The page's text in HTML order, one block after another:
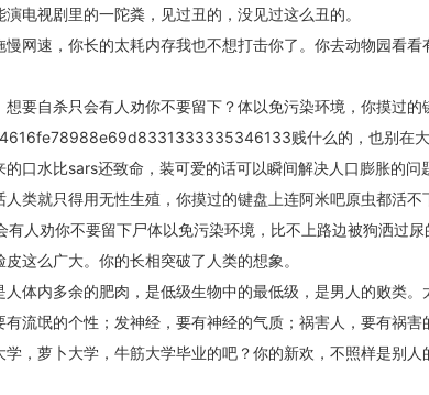
电视剧里的一陀粪，见过丑的，没见过这么丑的。
网速，你长的太耗内存我也不想打击你了。你去动物园看
要自杀只会有人劝你不要留下？体以免污染环境，你摸过
贱什么的，也别在大
口水比sars还致命，装可爱的话可以瞬间解决人口膨胀的
类就只得用无性生殖，你摸过的键盘上连阿米吧原虫都活不
人劝你不要留下尸体以免污染环境，比不上路边被狗洒过
这么广大。你的长相突破了人类的想象。
体内多余的肥肉，是低级生物中的最低级，是男人的败类。
流氓的个性；发神经，要有神经的气质；祸害人，要有祸
，萝卜大学，牛筋大学毕业的吧？你的新欢，不照样是别人